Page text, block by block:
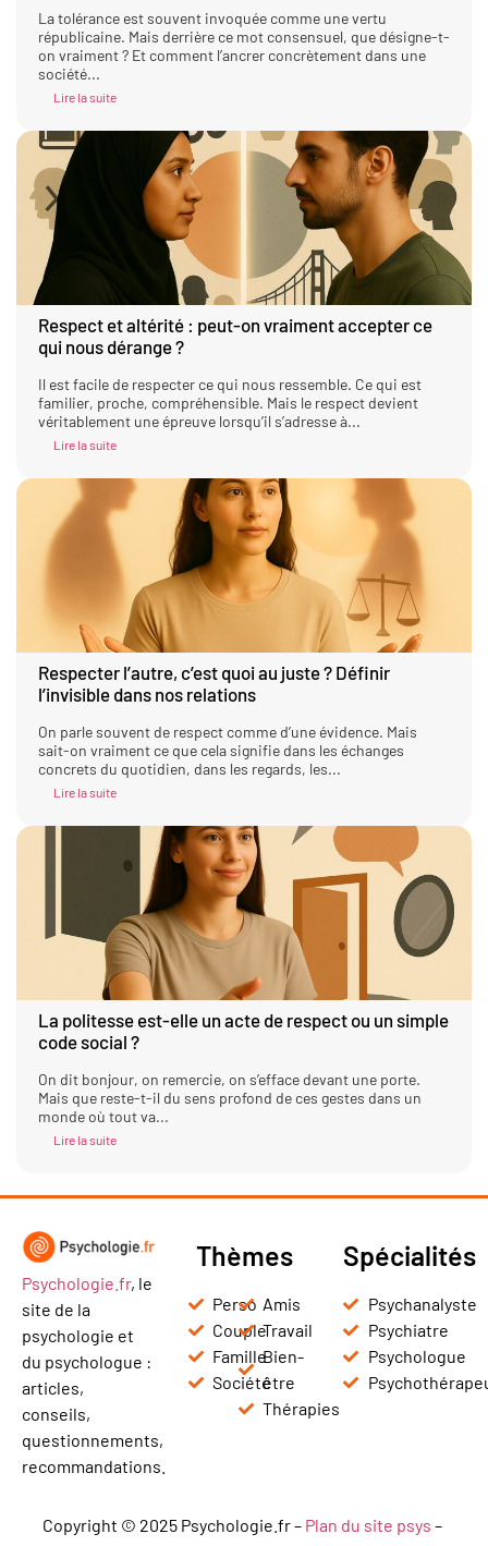
La tolérance est souvent invoquée comme une vertu
républicaine. Mais derrière ce mot consensuel, que désigne-t-
on vraiment ? Et comment l’ancrer concrètement dans une
société...
Lire la suite
Respect et altérité : peut-on vraiment accepter ce
qui nous dérange ?
Il est facile de respecter ce qui nous ressemble. Ce qui est
familier, proche, compréhensible. Mais le respect devient
véritablement une épreuve lorsqu’il s’adresse à...
Lire la suite
Respecter l’autre, c’est quoi au juste ? Définir
l’invisible dans nos relations
On parle souvent de respect comme d’une évidence. Mais
sait-on vraiment ce que cela signifie dans les échanges
concrets du quotidien, dans les regards, les...
Lire la suite
La politesse est-elle un acte de respect ou un simple
code social ?
On dit bonjour, on remercie, on s’efface devant une porte.
Mais que reste-t-il du sens profond de ces gestes dans un
monde où tout va...
Lire la suite
Psychologie.fr, le
site de la
psychologie et
du psychologue :
articles,
conseils,
questionnements,
recommandations.
Thèmes
Perso
Couple
Famille
Société
Amis
Travail
Bien-
être
Thérapies
Spécialités
Psychanalyste
Psychiatre
Psychologue
Copyright © 2025 Psychologie.fr – Plan du site psys –